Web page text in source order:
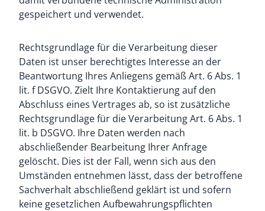
gespeichert und verwendet.
Rechtsgrundlage für die Verarbeitung dieser
Daten ist unser berechtigtes Interesse an der
Beantwortung Ihres Anliegens gemäß Art. 6 Abs. 1
lit. f DSGVO. Zielt Ihre Kontaktierung auf den
Abschluss eines Vertrages ab, so ist zusätzliche
Rechtsgrundlage für die Verarbeitung Art. 6 Abs. 1
lit. b DSGVO. Ihre Daten werden nach
abschließender Bearbeitung Ihrer Anfrage
gelöscht. Dies ist der Fall, wenn sich aus den
Umständen entnehmen lässt, dass der betroffene
Sachverhalt abschließend geklärt ist und sofern
keine gesetzlichen Aufbewahrungspflichten